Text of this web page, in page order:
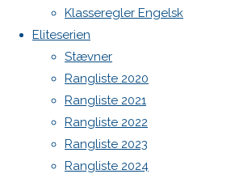
Klasseregler Engelsk
Eliteserien
Stævner
Rangliste 2020
Rangliste 2021
Rangliste 2022
Rangliste 2023
Rangliste 2024
og
Ranglisten
2024
Previous
image
Next
image
WordPress.org